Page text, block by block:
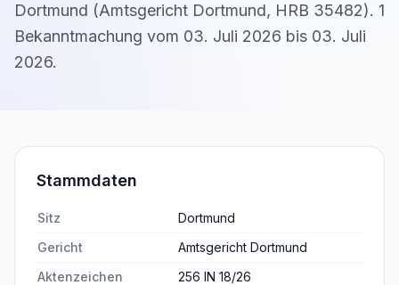
Dortmund (Amtsgericht Dortmund, HRB 35482). 1
Bekanntmachung vom 03. Juli 2026 bis 03. Juli
2026.
Stammdaten
Sitz
Dortmund
Gericht
Amtsgericht Dortmund
Aktenzeichen
256 IN 18/26